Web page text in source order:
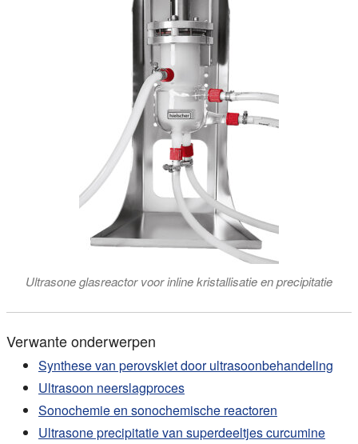
Ultrasone glasreactor voor inline kristallisatie en precipitatie
Verwante onderwerpen
Synthese van perovskiet door ultrasoonbehandeling
Ultrasoon neerslagproces
Sonochemie en sonochemische reactoren
Ultrasone precipitatie van superdeeltjes curcumine